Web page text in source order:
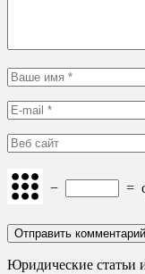
− =
Юридические статьи